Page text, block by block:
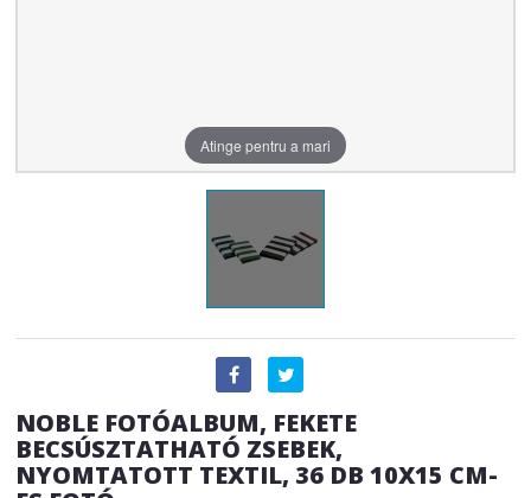
Atinge pentru a mari
NOBLE FOTÓALBUM, FEKETE
BECSÚSZTATHATÓ ZSEBEK,
NYOMTATOTT TEXTIL, 36 DB 10X15 CM-